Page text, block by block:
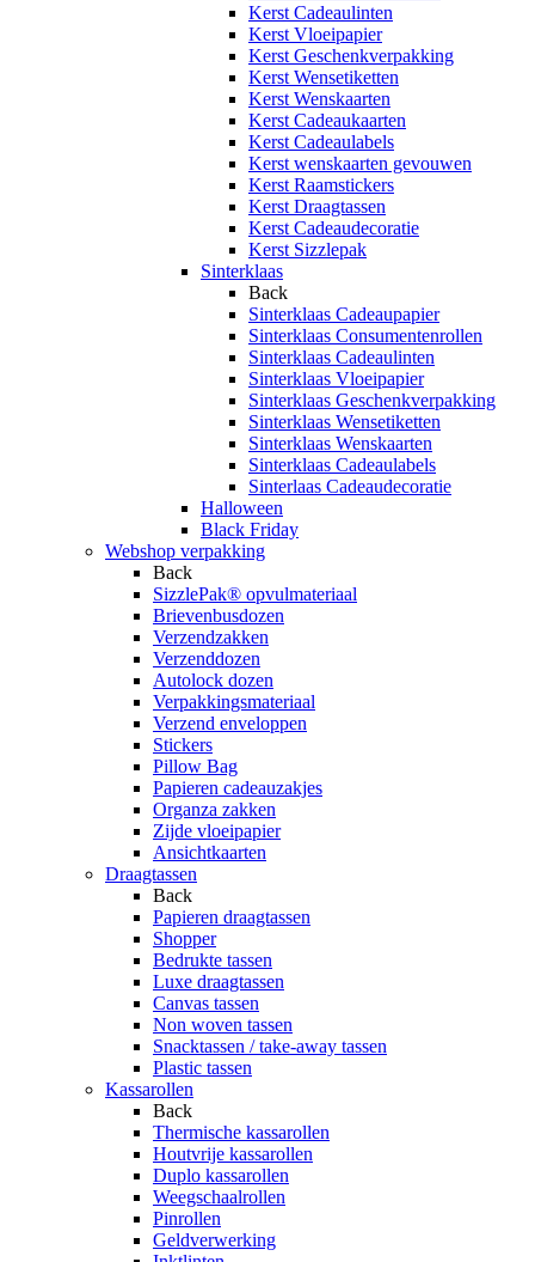
Kerst Cadeaulinten
Kerst Vloeipapier
Kerst Geschenkverpakking
Kerst Wensetiketten
Kerst Wenskaarten
Kerst Cadeaukaarten
Kerst Cadeaulabels
Kerst wenskaarten gevouwen
Kerst Raamstickers
Kerst Draagtassen
Kerst Cadeaudecoratie
Kerst Sizzlepak
Sinterklaas
Back
Sinterklaas Cadeaupapier
Sinterklaas Consumentenrollen
Sinterklaas Cadeaulinten
Sinterklaas Vloeipapier
Sinterklaas Geschenkverpakking
Sinterklaas Wensetiketten
Sinterklaas Wenskaarten
Sinterklaas Cadeaulabels
Sinterlaas Cadeaudecoratie
Halloween
Black Friday
Webshop verpakking
Back
SizzlePak® opvulmateriaal
Brievenbusdozen
Verzendzakken
Verzenddozen
Autolock dozen
Verpakkingsmateriaal
Verzend enveloppen
Stickers
Pillow Bag
Papieren cadeauzakjes
Organza zakken
Zijde vloeipapier
Ansichtkaarten
Draagtassen
Back
Papieren draagtassen
Shopper
Bedrukte tassen
Luxe draagtassen
Canvas tassen
Non woven tassen
Snacktassen / take-away tassen
Plastic tassen
Kassarollen
Back
Thermische kassarollen
Houtvrije kassarollen
Duplo kassarollen
Weegschaalrollen
Pinrollen
Geldverwerking